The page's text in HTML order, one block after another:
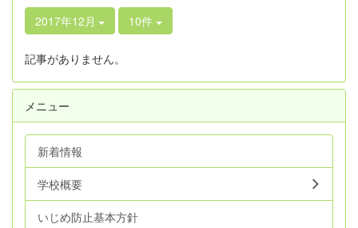
2017年12月 10件
記事がありません。
メニュー
新着情報
学校概要
いじめ防止基本方針